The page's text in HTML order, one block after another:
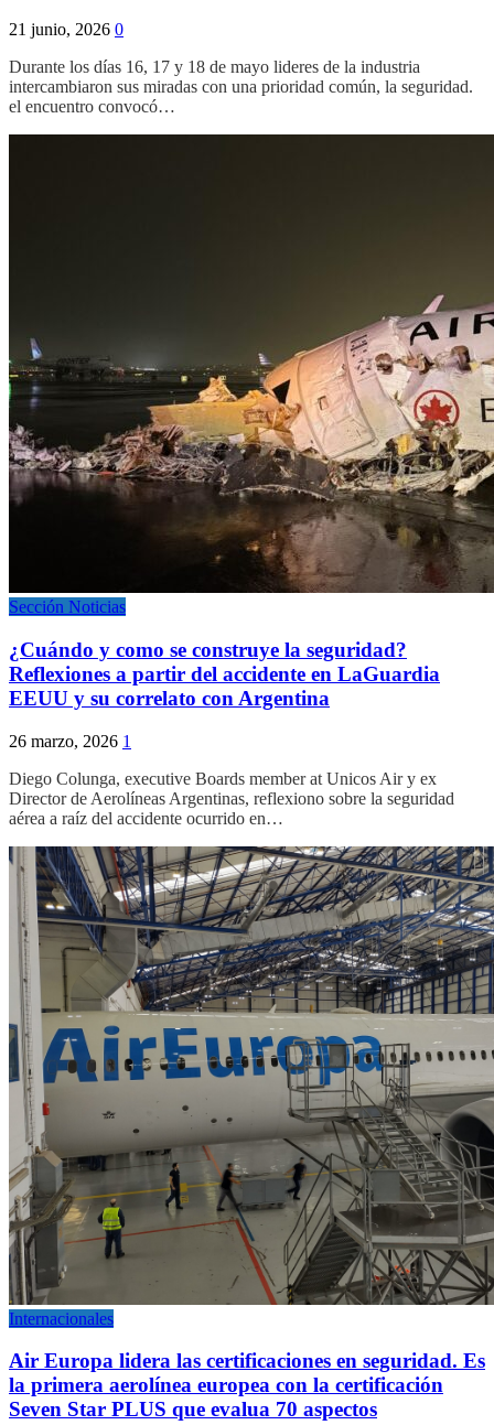
21 junio, 2026 0
Durante los días 16, 17 y 18 de mayo lideres de la industria
intercambiaron sus miradas con una prioridad común, la seguridad.
el encuentro convocó…
Sección Noticias
¿Cuándo y como se construye la seguridad?
Reflexiones a partir del accidente en LaGuardia
EEUU y su correlato con Argentina
26 marzo, 2026 1
Diego Colunga, executive Boards member at Unicos Air y ex
Director de Aerolíneas Argentinas, reflexiono sobre la seguridad
aérea a raíz del accidente ocurrido en…
Internacionales
Air Europa lidera las certificaciones en seguridad. Es
la primera aerolínea europea con la certificación
Seven Star PLUS que evalua 70 aspectos